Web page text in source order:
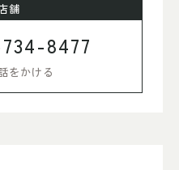
舗
8477
をかける